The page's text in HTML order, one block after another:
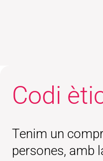
Codi
Tenim un
persones, amb